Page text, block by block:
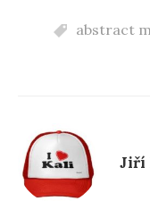
c
e
o
k
abstract
Jiří